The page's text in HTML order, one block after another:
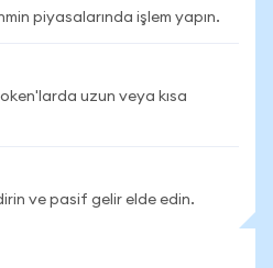
piyasalarında işlem yapın.
uzun veya kısa
ve pasif gelir elde edin.